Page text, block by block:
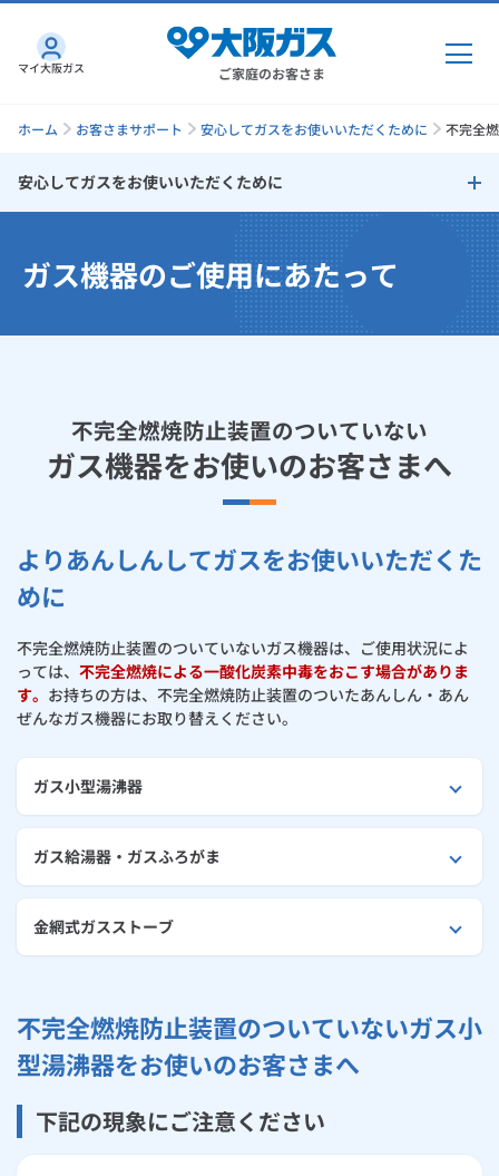
ご家庭のお客さま
ガス・電気トップ
GAS得プラン
電気トップ
お手続きから使用開始までの流れ
太陽光発電余剰電力買取サービス
まとめプラン紹介
ガスと電気の 使用開始の申込
インターネット
さすガねっとのメリット
料金プラン
通信速度測定
まとめプラン紹介
機器・修理トップ
機器
キッチン
ガス炊飯器
ガスオーブン
レンジフード
食器洗い乾燥機
ガス給湯器
ガス温水浴室暖房乾燥機
リビング・空調
ガスファンヒーター
ガス温水床暖房「ヌック」
取替用ガスコンセント
ガスコード
ルームエアコン
発電・省エネ
エネファーム
太陽光発電
蓄電池
エコキュート
警報器・消火器
ぴこぴこ・スマぴこ・けむぴこ
消火器
修理
エラーコード診断
取扱説明書を探す
お近くのガスのお店
定額サービス
らく得リース
らく得保証
ほっ得定額
機器・修理お申込み
くらしのサービス
リフォーム・リノベーション
住ミカタ・リフォーム
リノベーション「マイリノ」
安心・安全
住ミカタ・サービス
ホームセキュリティ
みるぴこ
便利・おトク
スマイLINK
FitDish
めちゃとクーポン
プリゼロ
ハウスクリーニング
お手続き一覧
お問い合わせ
ショールーム
総合TOP 業務用・産業用のお客さま 企業情報
マイ大阪ガス
ホーム お客さまサポート 安心してガスをお使いいただくために 不完全
安心してガスをお使いいただくために
安心してガスをお使いいただくために
不完全燃焼防止装置のついていないガス機器をお使いのお客さま
給湯器の凍結について
ガス機器の正しい接続方法
ガスもれに気づいたときは
ガス機器使用中に異常を感じたときは
大阪ガスの保安活動
お客さま資産の古いガス管の取り替えについて
ガス栓の増設と取り替え
ガス設備調査
ガスの供給停止から再開まで
各種見本
ガス機器のご使用にあたって
不完全燃焼防止装置のついていない
ガス機器をお使いのお客さまへ
よりあんしんしてガスをお使いいただくた
めに
不完全燃焼防止装置のついていないガス機器は、ご使用状況によ
っては、 不完全燃焼による一酸化炭素中毒をおこす場合がありま
す。 お持ちの方は、不完全燃焼防止装置のついたあんしん・あん
ぜんなガス機器にお取り替えください。
ガス小型湯沸器
ガス給湯器・ガスふろがま
金網式ガスストーブ
不完全燃焼防止装置のついていないガス小
型湯沸器をお使いのお客さまへ
下記の現象にご注意ください